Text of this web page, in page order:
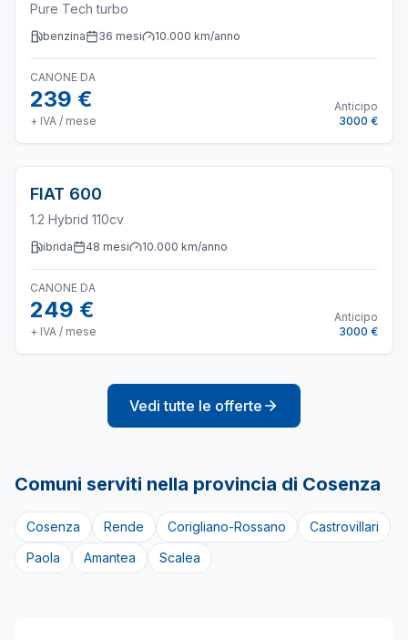
Pure Tech turbo
benzina 36 mesi 10.000 km/anno
CANONE DA
239 €
+ IVA / mese
Anticipo
3000 €
FIAT 600
1.2 Hybrid 110cv
ibrida 48 mesi 10.000 km/anno
CANONE DA
249 €
+ IVA / mese
Anticipo
3000 €
Vedi tutte le offerte
Comuni serviti nella provincia di Cosenza
Cosenza Rende Corigliano-Rossano
Castrovillari
Paola
Amantea Scalea